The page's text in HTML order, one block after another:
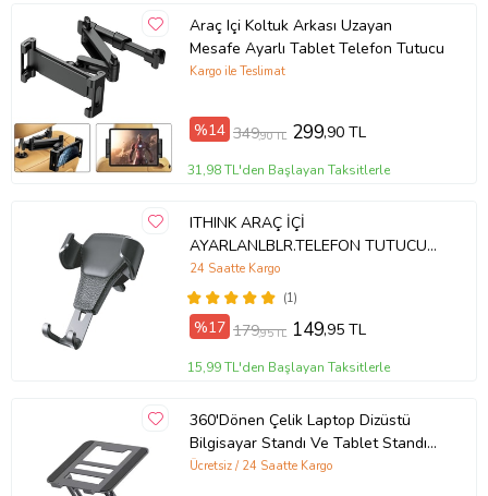
Araç Içi Koltuk Arkası Uzayan
Mesafe Ayarlı Tablet Telefon Tutucu
Kargo ile Teslimat
%14 349,90 TL 299,90 TL
31,98 TL'den Başlayan Taksitlerle
ITHINK ARAÇ İÇİ
AYARLANLBLR.TELEFON TUTUCU
CH-1050
(1)
24 Saatte Kargo
%17 179,95 TL 149,95 TL
15,99 TL'den Başlayan Taksitlerle
360'Dönen Çelik Laptop Dizüstü
Bilgisayar Standı Ve Tablet Standı
Ayaklık Katlanabilir Ergonomik
Ücretsiz / 24 Saatte Kargo